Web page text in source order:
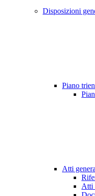
Disposizioni
Piano
Atti
Atti